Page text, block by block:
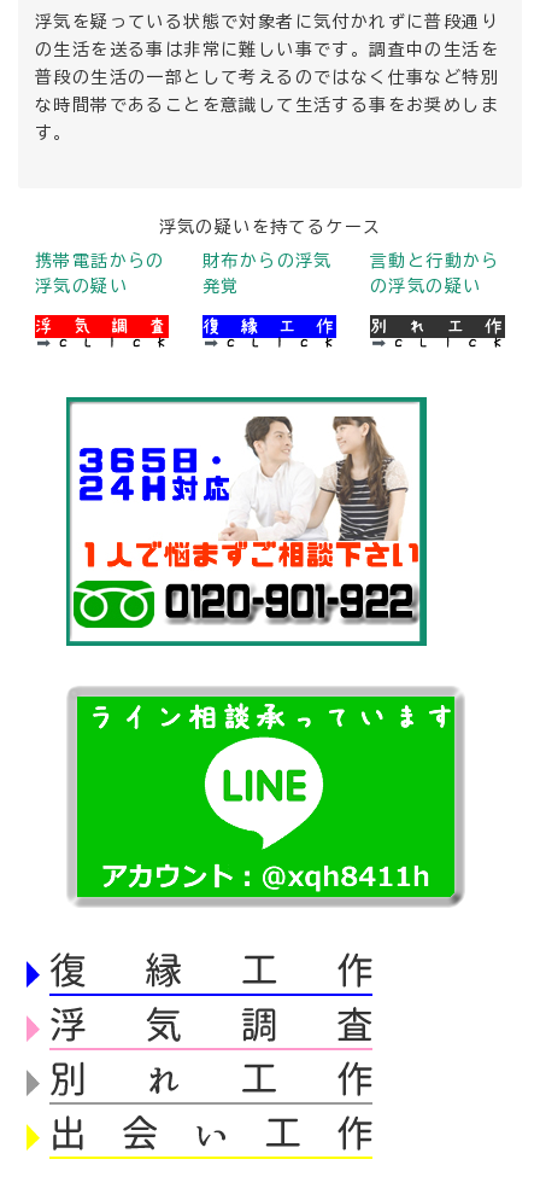
浮気を疑っている状態で対象者に気付かれずに普段通り
の生活を送る事は非常に難しい事です。調査中の生活を
普段の生活の一部として考えるのではなく仕事など特別
な時間帯であることを意識して生活する事をお奨めしま
す。
浮気の疑いを持てるケース
携帯電話からの
浮気の疑い
財布からの浮気
発覚
言動と行動から
の浮気の疑い